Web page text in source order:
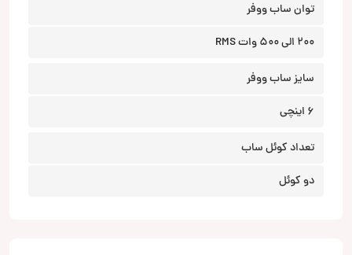
توان ساب ووفر
200 الی 500 وات RMS
سایز ساب ووفر
6 اینچی
تعداد کوئل ساب
دو کوئل